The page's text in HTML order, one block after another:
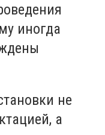
иногда
не
а